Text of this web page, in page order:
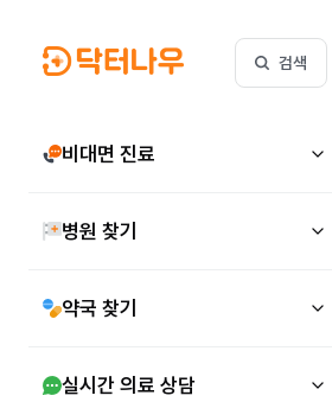
검색
비대면 진료
병원 찾기
약국 찾기
실시간 의료 상담